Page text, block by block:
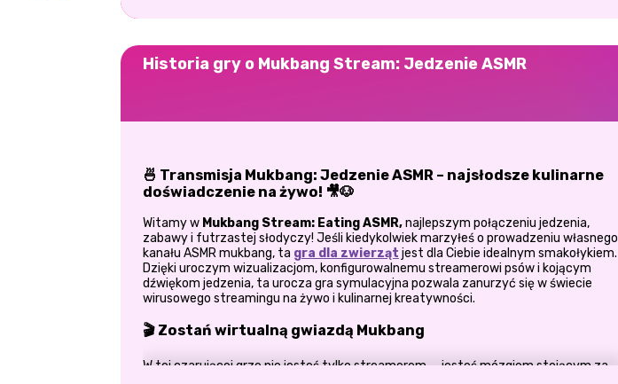
Historia gry o Mukbang Stream: Jedzenie ASMR
🍜 Transmisja Mukbang: Jedzenie ASMR – najsłodsze kulinarne
doświadczenie na żywo! 🎥🐶
Witamy w Mukbang Stream: Eating ASMR,najlepszym połączeniu jedzenia,
zabawy i futrzastej słodyczy! Jeśli kiedykolwiek marzyłeś o prowadzeniu własnego
kanału ASMR mukbang, ta gra dla zwierząt jest dla Ciebie idealnym smakołykiem.
Dzięki uroczym wizualizacjom, konfigurowalnemu streamerowi psów i kojącym
dźwiękom jedzenia, ta urocza gra symulacyjna pozwala zanurzyć się w świecie
wirusowego streamingu na żywo i kulinarnej kreatywności.
🎬 Zostań wirtualną gwiazdą Mukbang
W tej czarującej grze nie jesteś tylko streamerem — jesteś mózgiem stojącym za